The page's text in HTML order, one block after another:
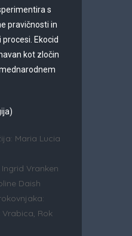
s
pravičnosti in
Ekocid
kot zločin
Maria Lucia
Vranken
Daish
Vrabica, Rok